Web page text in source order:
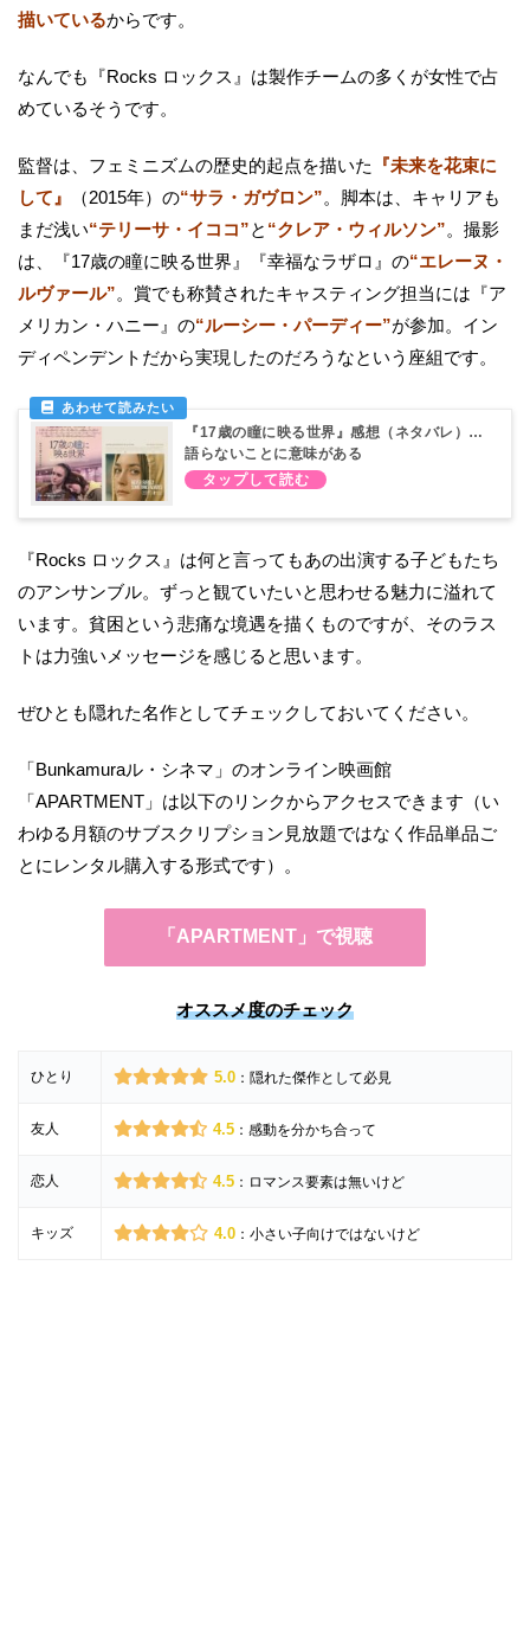
描いているからです。
なんでも『Rocks ロックス』は製作チームの多くが女性で占
めているそうです。
監督は、フェミニズムの歴史的起点を描いた
『未来を花束に
して』
（2015年）の“サラ・ガヴロン”。脚本は、キャリアも
まだ浅い“テリーサ・イココ”と “クレア・ウィルソン”。撮影
は、『17歳の瞳に映る世界』『幸福なラザロ』の“エレーヌ・
ルヴァール”。賞でも称賛されたキャスティング担当には『ア
メリカン・ハニー』の“ルーシー・パーディー”が参加。イン
ディペンデントだから実現したのだろうなという座組です。
『17歳の瞳に映る世界』感想（ネタバレ）…
語らないことに意味がある
『Rocks ロックス』は何と言ってもあの出演する子どもたち
のアンサンブル。ずっと観ていたいと思わせる魅力に溢れて
います。貧困という悲痛な境遇を描くものですが、そのラス
トは力強いメッセージを感じると思います。
ぜひとも隠れた名作としてチェックしておいてください。
「Bunkamuraル・シネマ」のオンライン映画館
「APARTMENT」は以下のリンクからアクセスできます（い
わゆる月額のサブスクリプション見放題ではなく作品単品ご
とにレンタル購入する形式です）。
「APARTMENT」で視聴
オススメ度のチェック
ひとり 5.0：隠れた傑作として必見
友人 4.5：感動を分かち合って
恋人 4.5：ロマンス要素は無いけど
キッズ 4.0：小さい子向けではないけど